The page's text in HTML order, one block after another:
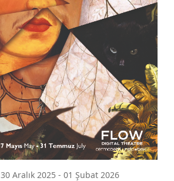
30 Aralık 2025 - 01 Şubat 2026